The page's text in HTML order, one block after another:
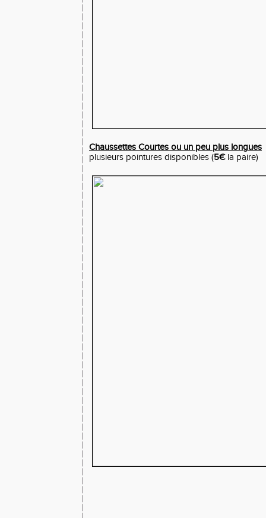
Chaussettes Courtes ou un peu plus longues
plusieurs pointures disponibles (5€la paire)